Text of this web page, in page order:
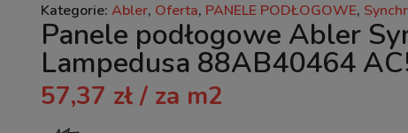
Kategorie: Abler, Oferta, PANELE PODŁOGOWE,
Panele podłogowe Abler
Lampedusa 88AB40464
57,37 zł/ za m2